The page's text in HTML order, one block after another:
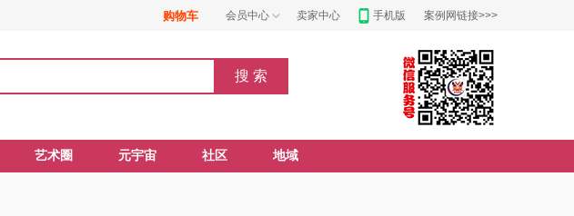
购物车 会员中心 卖家中心 手机版 案例网链接>>>
艺术圈 元宇宙 社区 地域